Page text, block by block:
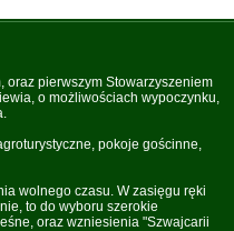
oraz pierwszym Stowarzyszeniem
o możliwościach wypoczynku,
pokoje gościnne,
wolnego czasu. W zasięgu ręki
to do wyboru szerokie
oraz wzniesienia "Szwajcarii